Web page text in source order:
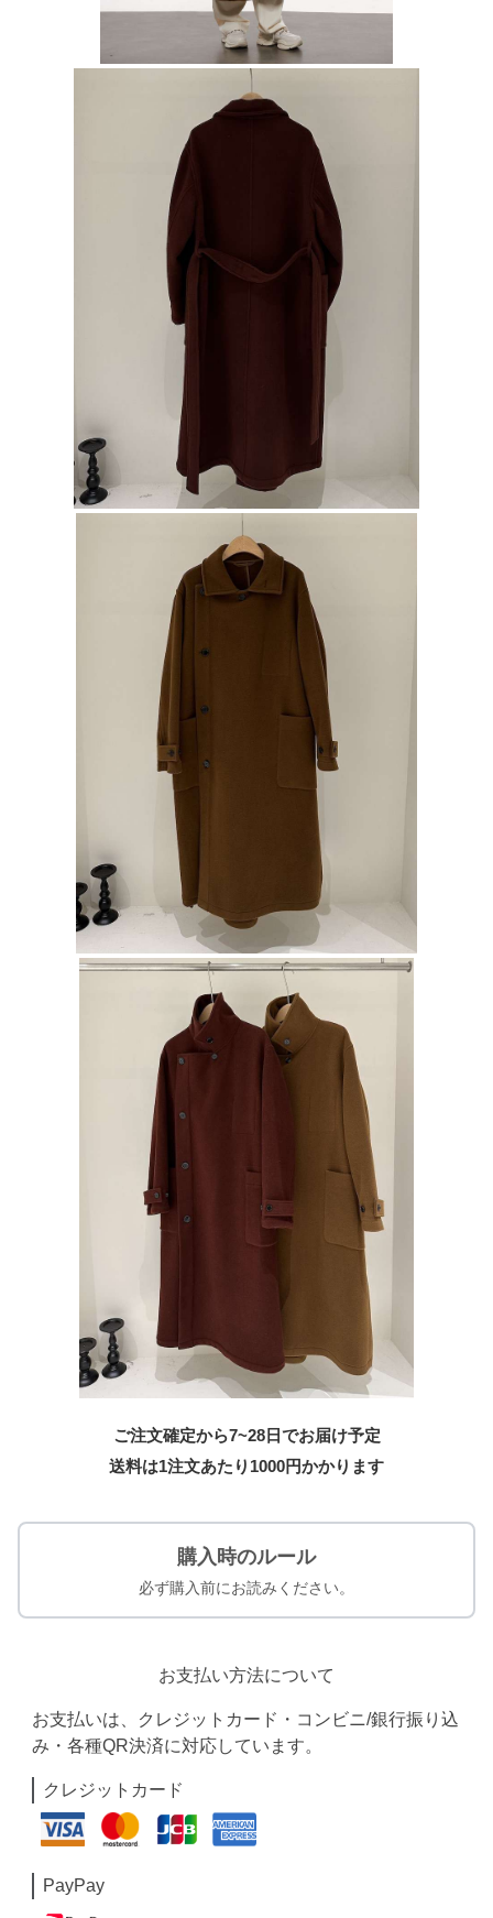
ご注文確定から7~28日でお届け予定
送料は1注文あたり 1000円かかります
購入時のルール
必ず購入前にお読みください。
お支払い方法について
お支払いは、クレジットカード・コンビニ/銀行振り込
み・各種QR決済に対応しています。
クレジットカード
PayPay